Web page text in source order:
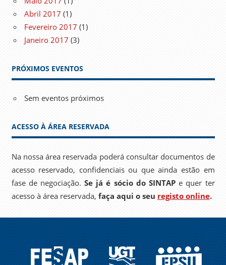
Abril 2017 (1)
Fevereiro 2017 (1)
Janeiro 2017 (3)
PRÓXIMOS EVENTOS
Sem eventos próximos
ACESSO À ÁREA RESERVADA
Na nossa área reservada poderá consultar documentos de
acesso reservado, confidenciais ou que ainda estão em
fase de negociação.Se já é sócio do SINTAPe quer ter
acesso à área reservada, faça aqui o seu registo online.
FESAP UGT EPSU